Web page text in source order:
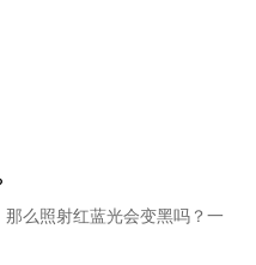
么照射红蓝光会变黑吗？一